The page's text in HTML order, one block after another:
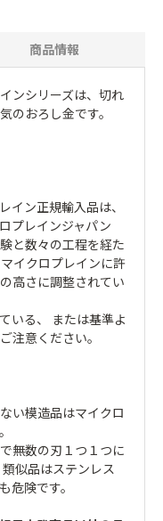
商品情報
ンシリーズは、切れ
のおろし金です。
イン正規輸入品は、
プレインジャパン
と数々の工程を経た
イクロプレインに許
高さに調整されてい
いる、 または基準よ
注意ください。
い模造品はマイクロ
無数の刃１つ１つに
似品はステンレス
危険です。